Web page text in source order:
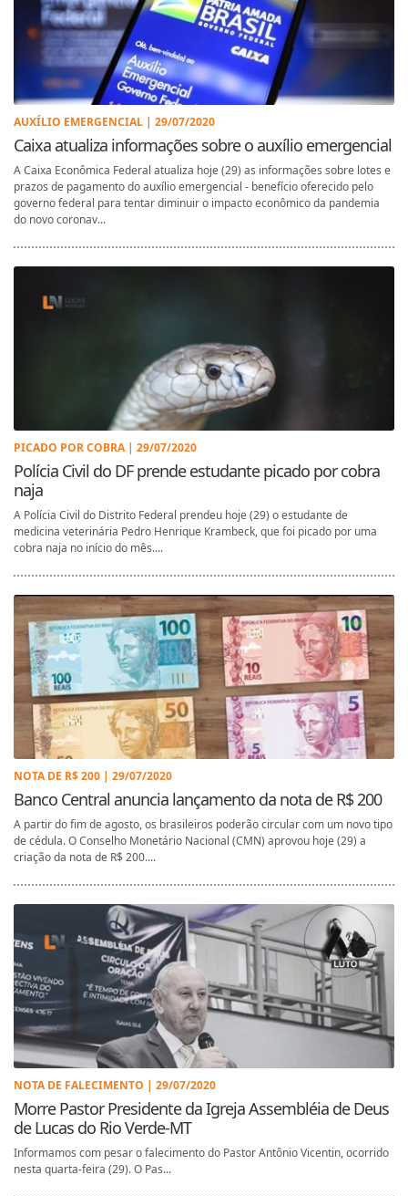
AUXÍLIO EMERGENCIAL | 29/07/2020
Caixa atualiza informações sobre o auxílio emergencial
A Caixa Econômica Federal atualiza hoje (29) as informações sobre lotes e
prazos de pagamento do auxílio emergencial - benefício oferecido pelo
governo federal para tentar diminuir o impacto econômico da pandemia
do novo coronav...
PICADO POR COBRA | 29/07/2020
Polícia Civil do DF prende estudante picado por cobra
naja
A Polícia Civil do Distrito Federal prendeu hoje (29) o estudante de
medicina veterinária Pedro Henrique Krambeck, que foi picado por uma
cobra naja no início do mês....
NOTA DE R$ 200 | 29/07/2020
Banco Central anuncia lançamento da nota de R$ 200
A partir do fim de agosto, os brasileiros poderão circular com um novo tipo
de cédula. O Conselho Monetário Nacional (CMN) aprovou hoje (29) a
criação da nota de R$ 200....
NOTA DE FALECIMENTO | 29/07/2020
Morre Pastor Presidente da Igreja Assembléia de Deus
de Lucas do Rio Verde-MT
Informamos com pesar o falecimento do Pastor Antônio Vicentin, ocorrido
nesta quarta-feira (29). O Pas...